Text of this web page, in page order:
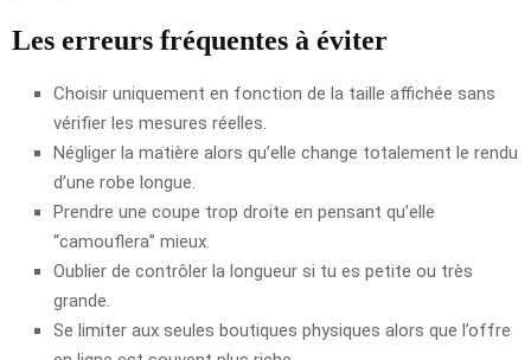
Les erreurs fréquentes à éviter
Choisir uniquement en fonction de la taille affichée sans
vérifier les mesures réelles.
Négliger la matière alors qu’elle change totalement le rendu
d’une robe longue.
Prendre une coupe trop droite en pensant qu’elle
“camouflera” mieux.
Oublier de contrôler la longueur si tu es petite ou très
grande.
Se limiter aux seules boutiques physiques alors que l’offre